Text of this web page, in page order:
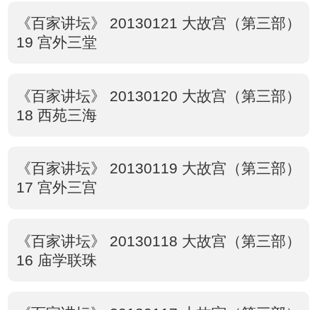
《百家讲坛》 20130121 大故宫（第三部）
19 宫外三堂
《百家讲坛》 20130120 大故宫（第三部）
18 西苑三海
《百家讲坛》 20130119 大故宫（第三部）
17 宫外三宫
《百家讲坛》 20130118 大故宫（第三部）
16 庙学联珠